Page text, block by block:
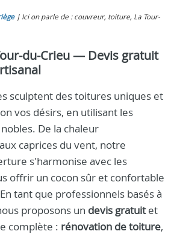
Ici on parle de : couvreur, toiture, La Tour-
du-Crieu — Devis gratuit
sculptent des toitures uniques et
vos désirs, en utilisant les
De la chaleur
caprices du vent, notre
s'harmonise avec les
offrir un cocon sûr et confortable
tant que professionnels basés à
proposons un devis gratuitet
complète : rénovation de toiture,